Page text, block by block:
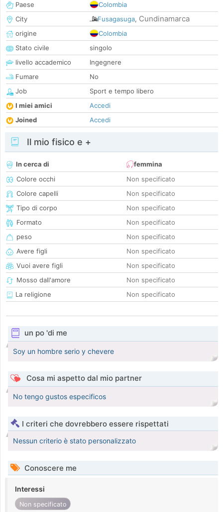
Paese
Colombia
City
Fusagasuga, Cundinamarca
origine
Colombia
Stato civile
singolo
livello accademico
Ingegnere
Fumare
No
Job
Sport e tempo libero
I miei amici
Accedi
Joined
Accedi
Il mio fisico e +
In cerca di
femmina
Colore occhi
Non specificato
Colore capelli
Non specificato
Tipo di corpo
Non specificato
Formato
Non specificato
peso
Non specificato
Avere figli
Non specificato
Vuoi avere figli
Non specificato
Mosso dall'amore
Non specificato
La religione
Non specificato
un po 'di me
Soy un hombre serio y chevere
Cosa mi aspetto dal mio partner
No tengo gustos especificos
I criteri che dovrebbero essere rispettati
Nessun criterio è stato personalizzato
Conoscere me
Interessi
Non specificato